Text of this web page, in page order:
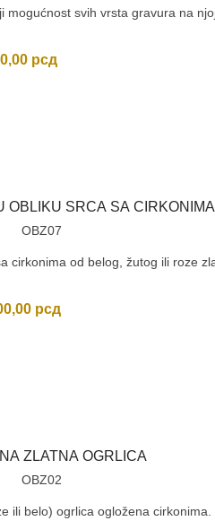
svih vrsta gravura na
рсд
OBLIKU SRCA SA CIRKONIMA
OBZ07
cirkonima od belog, žutog ili roze
рсд
ZLATNA OGRLICA
OBZ02
ili belo) ogrlica ogložena cirkonima.